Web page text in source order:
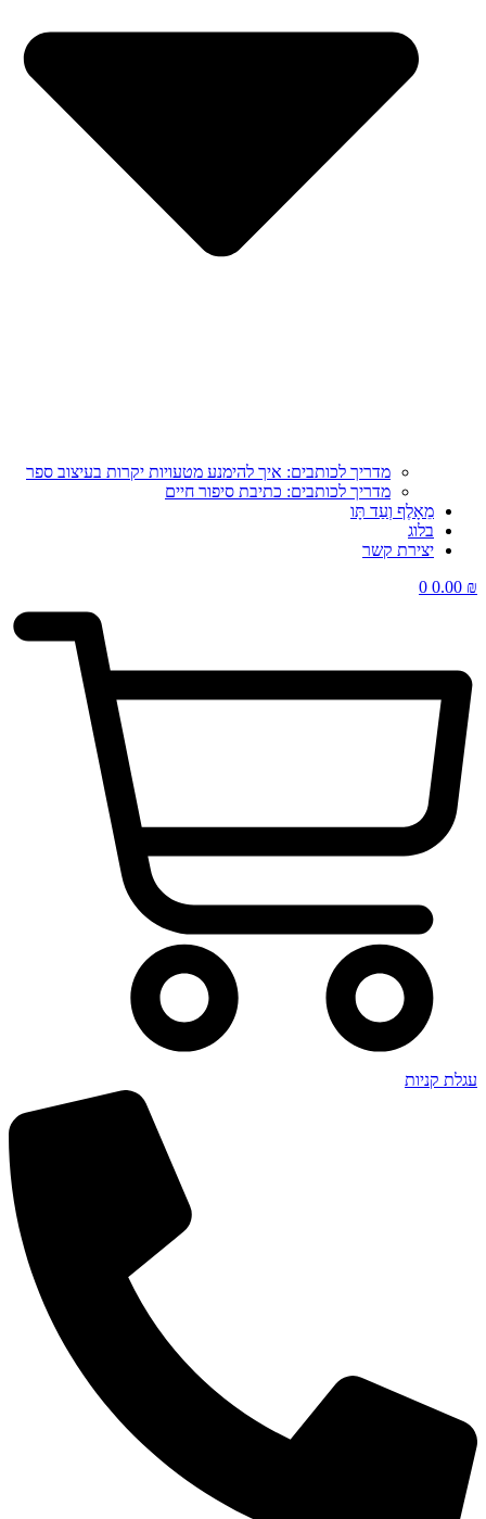
מדריך לכותבים: איך להימנע מטעויות יקרות בעיצוב ספר
מדריך לכותבים: כתיבת סיפור חיים
מֵאָלֶף וְעַד תָּו
בלוג
יצירת קשר
0.00 ₪
0
עגלת קניות